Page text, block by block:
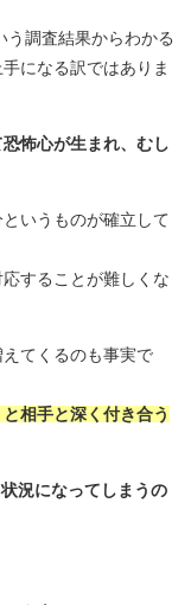
う調査結果からわかる
になる訳ではありま
怖心が生まれ、むし
いうものが確立して
することが難しくな
てくるのも事実で
相手と深く付き合う
況になってしまうの